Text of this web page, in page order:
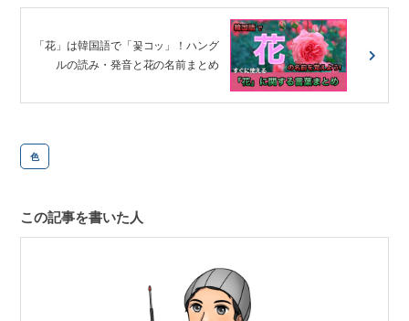
「花」は韓国語で「꽃コッ」！ハング
ルの読み・発音と花の名前まとめ
色
この記事を書いた人